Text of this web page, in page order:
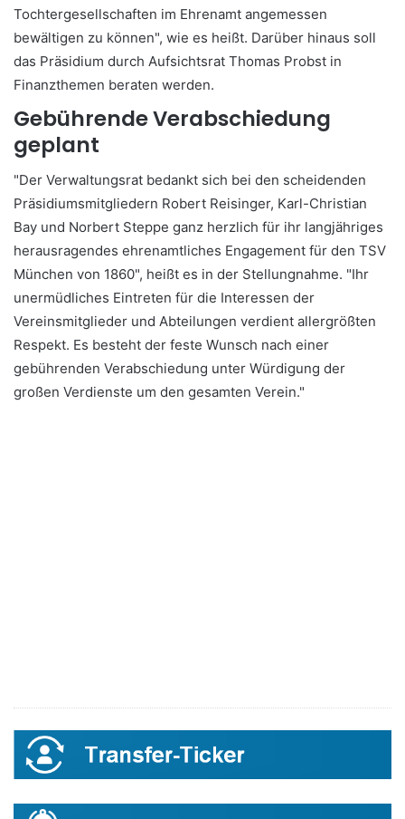
Tochtergesellschaften im Ehrenamt angemessen
bewältigen zu können", wie es heißt. Darüber hinaus soll
das Präsidium durch Aufsichtsrat Thomas Probst in
Finanzthemen beraten werden.
Gebührende Verabschiedung
geplant
"Der Verwaltungsrat bedankt sich bei den scheidenden
Präsidiumsmitgliedern Robert Reisinger, Karl-Christian
Bay und Norbert Steppe ganz herzlich für ihr langjähriges
herausragendes ehrenamtliches Engagement für den TSV
München von 1860", heißt es in der Stellungnahme. "Ihr
unermüdliches Eintreten für die Interessen der
Vereinsmitglieder und Abteilungen verdient allergrößten
Respekt. Es besteht der feste Wunsch nach einer
gebührenden Verabschiedung unter Würdigung der
großen Verdienste um den gesamten Verein."